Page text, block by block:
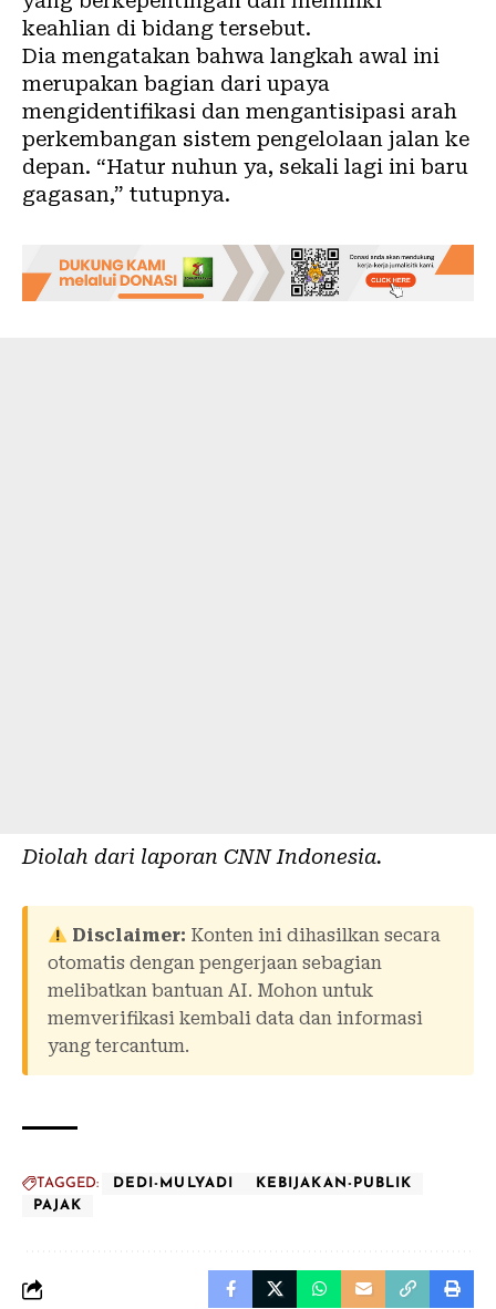
keahlian di bidang tersebut.
Dia mengatakan bahwa langkah awal ini
merupakan bagian dari upaya
mengidentifikasi dan mengantisipasi arah
perkembangan sistem pengelolaan jalan ke
depan. “Hatur nuhun ya, sekali lagi ini baru
gagasan,” tutupnya.
Diolah dari laporan CNN Indonesia.
Disclaimer: Konten ini dihasilkan secara
otomatis dengan pengerjaan sebagian
melibatkan bantuan AI. Mohon untuk
memverifikasi kembali data dan informasi
yang tercantum.
TAGGED: DEDI-MULYADI
KEBIJAKAN-PUBLIK
PAJAK